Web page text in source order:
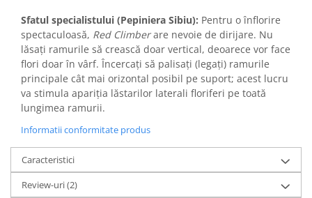
Sfatul specialistului (Pepiniera Sibiu): Pentru o înflorire
spectaculoasă, Red Climberare nevoie de dirijare. Nu
lăsați ramurile să crească doar vertical, deoarece vor face
flori doar în vârf. Încercați să palisați (legați) ramurile
principale cât mai orizontal posibil pe suport; acest lucru
va stimula apariția lăstarilor laterali floriferi pe toată
lungimea ramurii.
Informatii conformitate produs
Caracteristici
Review-uri(2)